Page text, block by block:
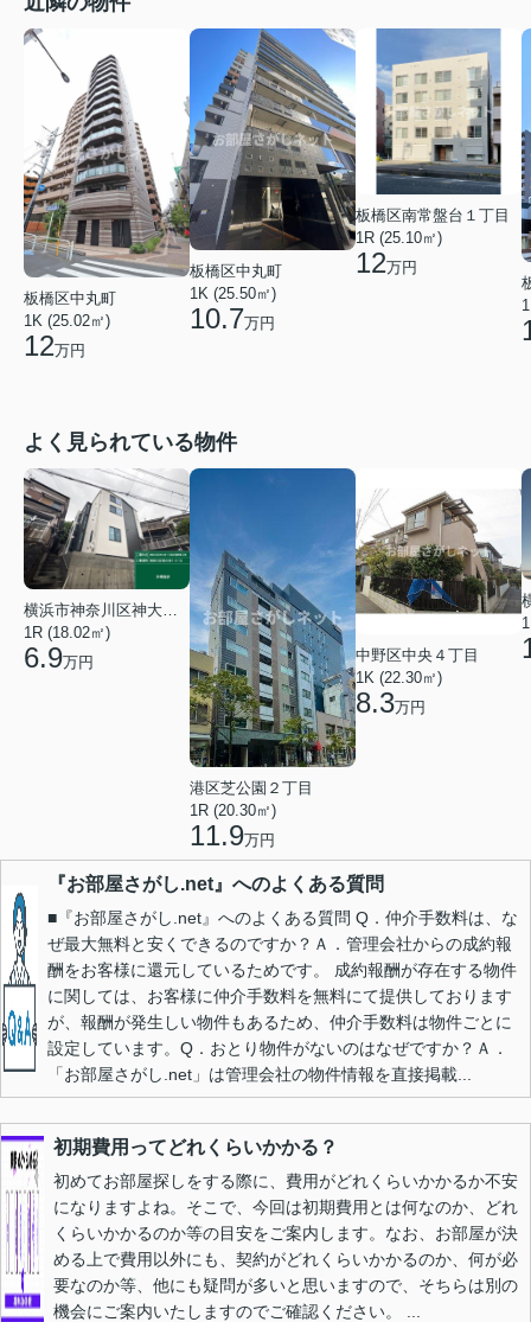
板橋区中丸町
1K (25.02㎡)
12万円
板橋区中丸町
1K (25.50㎡)
10.7万円
板橋区南常盤台１丁目
1R (25.10㎡)
12万円
よく見られている物件
1R (18.02㎡)
6.9万円
港区芝公園２丁目
1R (20.30㎡)
11.9万円
中野区中央４丁目
1K (22.30㎡)
8.3万円
『お部屋さがし.net』へのよくある質問
■『お部屋さがし.net』へのよくある質問 Q．仲介手数料は、な
ぜ最大無料と安くできるのですか？Ａ．管理会社からの成約報
酬をお客様に還元しているためです。 成約報酬が存在する物件
に関しては、お客様に仲介手数料を無料にて提供しております
が、報酬が発生しい物件もあるため、仲介手数料は物件ごとに
設定しています。Q．おとり物件がないのはなぜですか？Ａ．
「お部屋さがし.net」は管理会社の物件情報を直接掲載...
初期費用ってどれくらいかかる？
初めてお部屋探しをする際に、費用がどれくらいかかるか不安
になりますよね。そこで、今回は初期費用とは何なのか、どれ
くらいかかるのか等の目安をご案内します。なお、お部屋が決
める上で費用以外にも、契約がどれくらいかかるのか、何が必
要なのか等、他にも疑問が多いと思いますので、そちらは別の
機会にご案内いたしますのでご確認ください。 ...